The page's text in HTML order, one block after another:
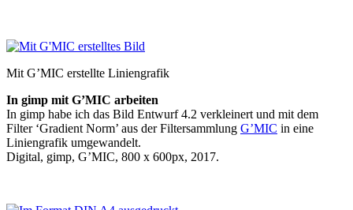
Mit G’MIC erstellte Liniengrafik
In gimp mit G’MIC arbeiten
In gimp habe ich das Bild Entwurf 4.2 verkleinert und mit dem
Filter ‘Gradient Norm’ aus der Filtersammlung G’MIC in eine
Liniengrafik umgewandelt.
Digital, gimp, G’MIC, 800 x 600px, 2017.